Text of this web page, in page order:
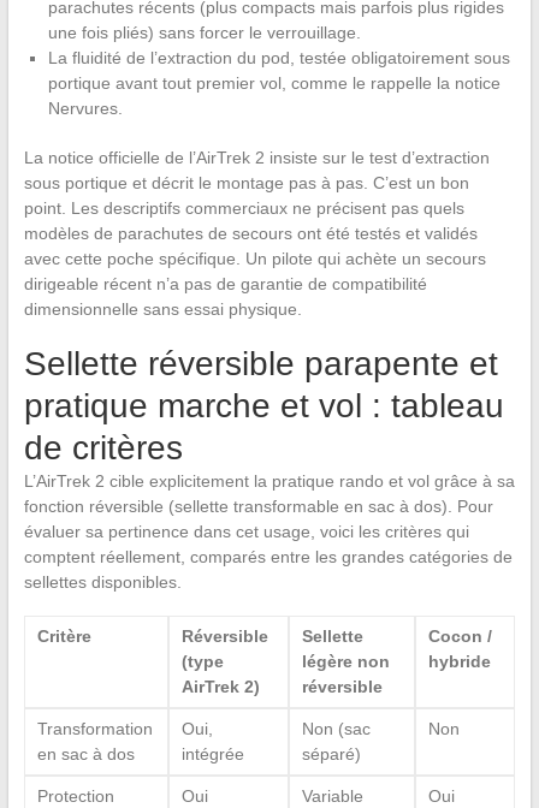
parachutes récents (plus compacts mais parfois plus rigides
une fois pliés) sans forcer le verrouillage.
La fluidité de l’extraction du pod, testée obligatoirement sous
portique avant tout premier vol, comme le rappelle la notice
Nervures.
La notice officielle de l’AirTrek 2 insiste sur le test d’extraction
sous portique et décrit le montage pas à pas. C’est un bon
point. Les descriptifs commerciaux ne précisent pas quels
modèles de parachutes de secours ont été testés et validés
avec cette poche spécifique. Un pilote qui achète un secours
dirigeable récent n’a pas de garantie de compatibilité
dimensionnelle sans essai physique.
Sellette réversible parapente et
pratique marche et vol : tableau
de critères
L’AirTrek 2 cible explicitement la pratique rando et vol grâce à sa
fonction réversible (sellette transformable en sac à dos). Pour
évaluer sa pertinence dans cet usage, voici les critères qui
comptent réellement, comparés entre les grandes catégories de
sellettes disponibles.
Critère
Réversible
(type
AirTrek 2)
Sellette
légère non
réversible
Cocon /
hybride
Transformation
en sac à dos
Oui,
intégrée
Non (sac
séparé)
Non
Protection
Oui
Variable
Oui